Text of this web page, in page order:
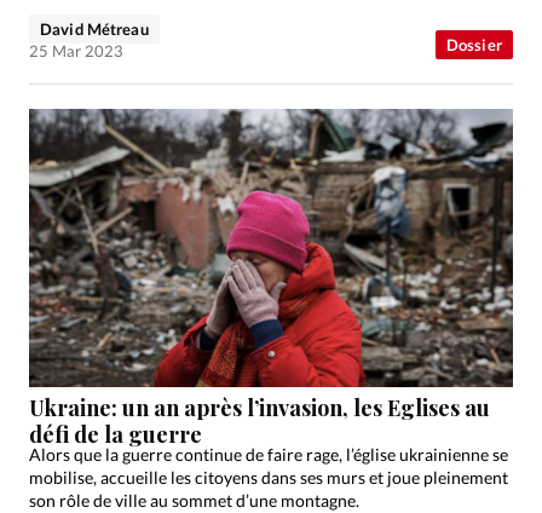
Dossier
David Métreau
25 Mar 2023
Ukraine: un an après l’invasion, les Eglises au
défi de la guerre
Alors que la guerre continue de faire rage, l’église ukrainienne se
mobilise, accueille les citoyens dans ses murs et joue pleinement
son rôle de ville au sommet d’une montagne.